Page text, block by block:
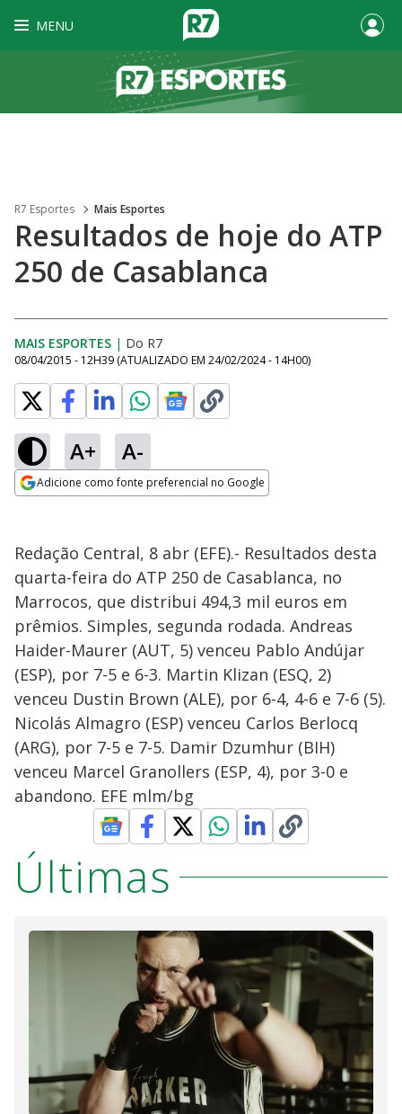
MENU
R7 Esportes Mais Esportes
Resultados de hoje do ATP
250 de Casablanca
MAIS ESPORTES | Do R7
08/04/2015 - 12H39 (ATUALIZADO EM 24/02/2024 - 14H00)
A+ A-
Adicione como fonte preferencial no Google
Redação Central, 8 abr (EFE).- Resultados desta
quarta-feira do ATP 250 de Casablanca, no
Marrocos, que distribui 494,3 mil euros em
prêmios. Simples, segunda rodada. Andreas
Haider-Maurer (AUT, 5) venceu Pablo Andújar
(ESP), por 7-5 e 6-3. Martin Klizan (ESQ, 2)
venceu Dustin Brown (ALE), por 6-4, 4-6 e 7-6 (5).
Nicolás Almagro (ESP) venceu Carlos Berlocq
(ARG), por 7-5 e 7-5. Damir Dzumhur (BIH)
venceu Marcel Granollers (ESP, 4), por 3-0 e
abandono. EFE mlm/bg
Últimas